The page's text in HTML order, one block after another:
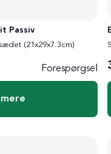
Passiv
(21x29x7.3cm)
Forespørgsel